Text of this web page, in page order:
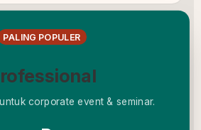
PALING POPULER
corporate event & seminar.